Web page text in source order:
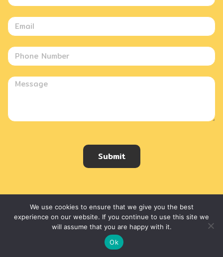
Submit
MORE FROM US
We use cookies to ensure that we give you the best
experience on our website. If you continue to use this site we
will assume that you are happy with it.
Ok